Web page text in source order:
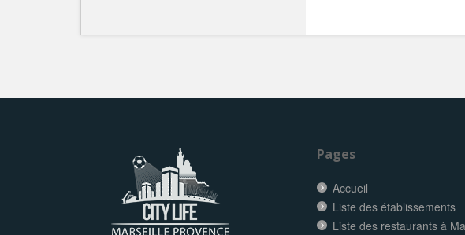
Pages
Accueil
Liste des établissements
Liste des restaurants à